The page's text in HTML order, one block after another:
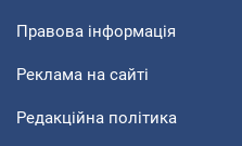
Правова інформація
Реклама на сайті
Редакційна політика